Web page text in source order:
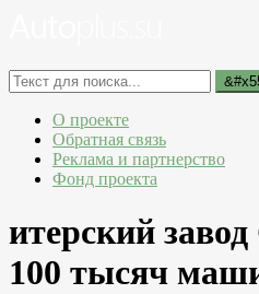
О проекте
Обратная связь
Реклама и партнерство
Фонд проекта
итерский
100 тысяч